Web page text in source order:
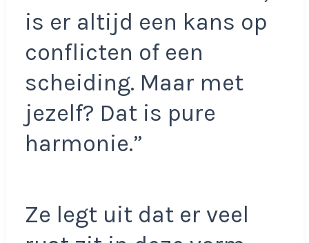
is er altijd een kans op
conflicten of een
scheiding. Maar met
jezelf? Dat is pure
harmonie.”
Ze legt uit dat er veel